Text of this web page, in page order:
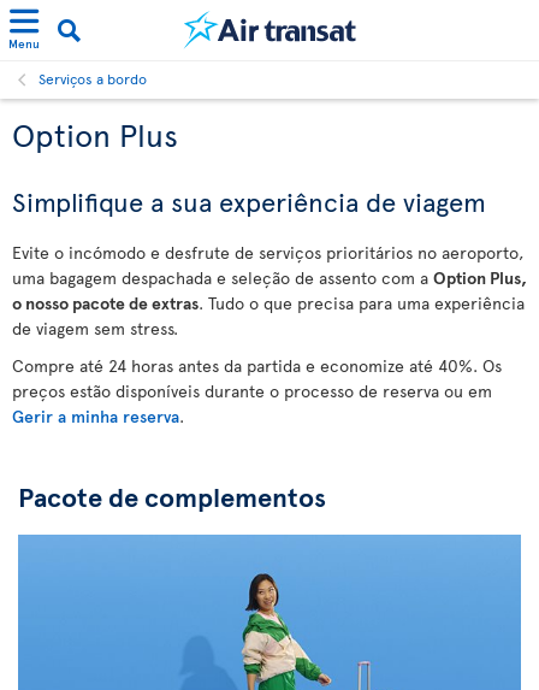
Menu
Serviços a bordo
Option Plus
Simplifique a sua experiência de viagem
Evite o incómodo e desfrute de serviços prioritários no aeroporto,
uma bagagem despachada e seleção de assento com a Option Plus,
o nosso pacote de extras. Tudo o que precisa para uma experiência
de viagem sem stress.
Compre até 24 horas antes da partida e economize até 40%. Os
preços estão disponíveis durante o processo de reserva ou em
Gerir a minha reserva.
Pacote de complementos